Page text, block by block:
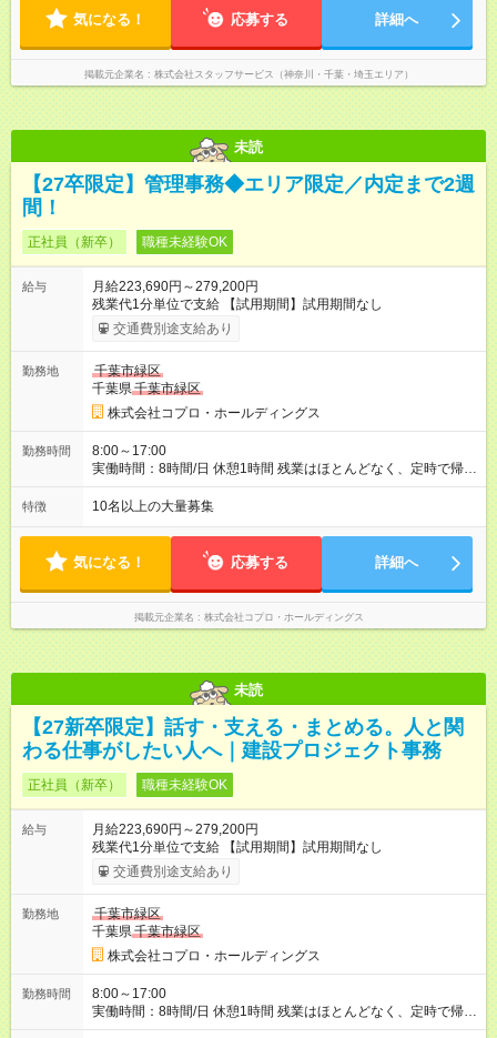
気になる！ 応募する 詳細へ
掲載元企業名 株式会社スタッフサービス（神奈川・千葉・埼玉エリア）
未読
【27卒限定】管理事務◆エリア限定／内定まで2週
間！
正社員（新卒） 職種未経験OK
給与
月給223,690円～279,200円
残業代1分単位で支給 【試用期間】試用期間なし
交通費別途支給あり
勤務地
千葉市緑区
千葉県千葉市緑区
株式会社コプロ・ホールディングス
勤務時間
8:00～17:00
実働時間：8時間/日 休憩1時間 残業はほとんどなく、定時で帰れ
る日が多い働き方です。 毎日の業務は進捗管理や事務が中心な
ので、 「今日やるべき仕事」が終われば、自然と区切りをつけ
方を大切にしています。
特徴 10名以上の大量募集
気になる！ 応募する 詳細へ
掲載元企業名 株式会社コプロ・ホールディングス
未読
【27新卒限定】話す・支える・まとめる。人と関
わる仕事がしたい人へ｜建設プロジェクト事務
正社員（新卒） 職種未経験OK
給与
月給223,690円～279,200円
残業代1分単位で支給 【試用期間】試用期間なし
交通費別途支給あり
勤務地
千葉市緑区
千葉県千葉市緑区
株式会社コプロ・ホールディングス
勤務時間
8:00～17:00
実働時間：8時間/日 休憩1時間 残業はほとんどなく、定時で帰れ
る日が多い働き方です。 毎日の業務は進捗管理や事務が中心な